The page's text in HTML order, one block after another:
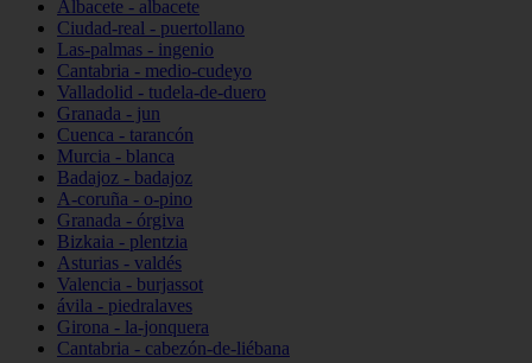
Albacete - albacete
Ciudad-real - puertollano
Las-palmas - ingenio
Cantabria - medio-cudeyo
Valladolid - tudela-de-duero
Granada - jun
Cuenca - tarancón
Murcia - blanca
Badajoz - badajoz
A-coruña - o-pino
Granada - órgiva
Bizkaia - plentzia
Asturias - valdés
Valencia - burjassot
ávila - piedralaves
Girona - la-jonquera
Cantabria - cabezón-de-liébana